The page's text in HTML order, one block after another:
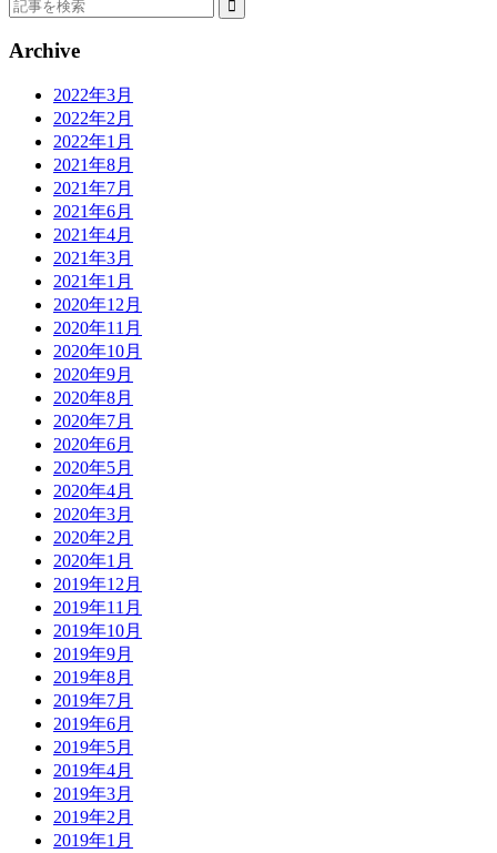
Archive
2022年3月
2022年2月
2022年1月
2021年8月
2021年7月
2021年6月
2021年4月
2021年3月
2021年1月
2020年12月
2020年11月
2020年10月
2020年9月
2020年8月
2020年7月
2020年6月
2020年5月
2020年4月
2020年3月
2020年2月
2020年1月
2019年12月
2019年11月
2019年10月
2019年9月
2019年8月
2019年7月
2019年6月
2019年5月
2019年4月
2019年3月
2019年2月
2019年1月